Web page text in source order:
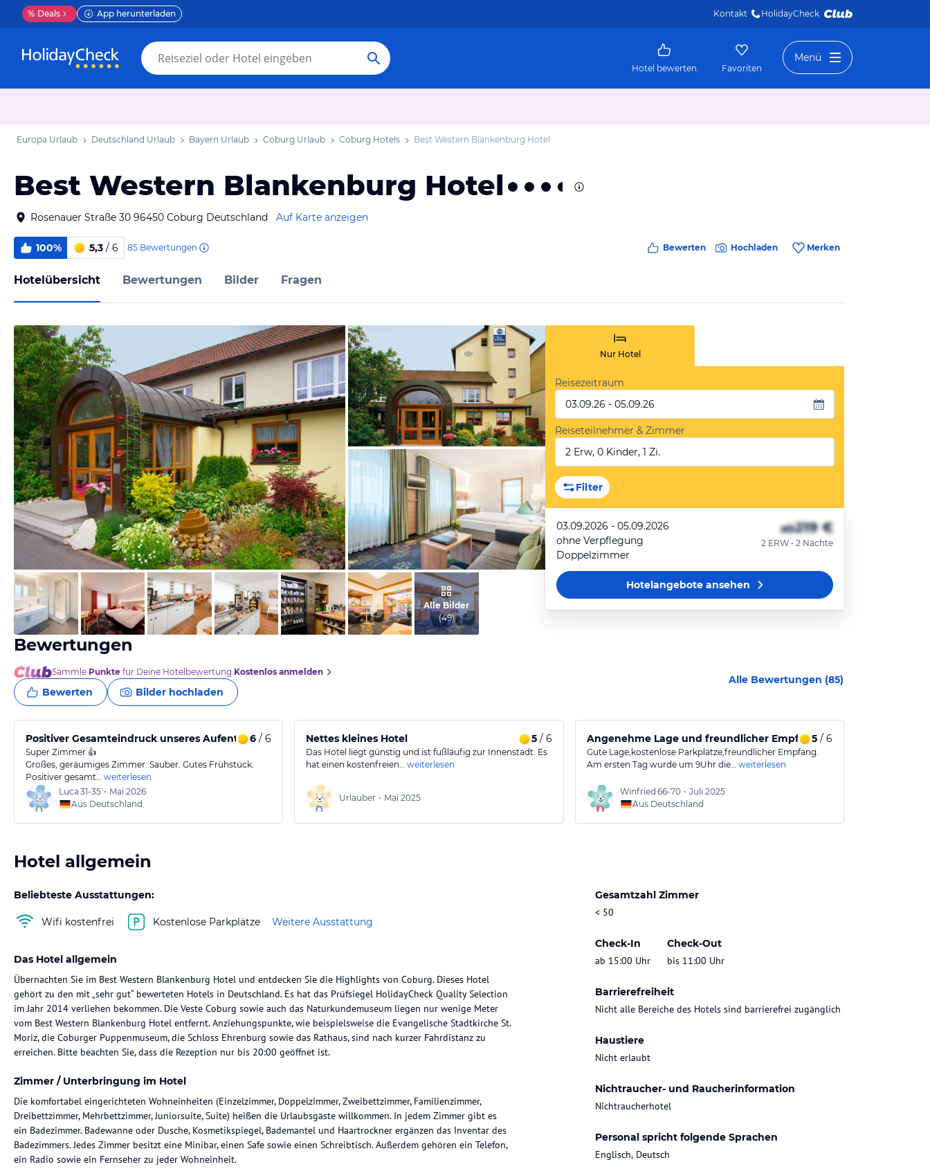
% Deals App herunterladen Kontakt HolidayCheck
Hotel bewerten Favoriten
Menü
Europa Urlaub Deutschland Urlaub Bayern Urlaub Coburg Urlaub Coburg Hotels Best Western Blankenburg Hotel
Best Western Blankenburg Hotel
Rosenauer Straße 30 96450 Coburg Deutschland Auf Karte anzeigen
100% 5,3 / 6 85 Bewertungen Bewerten Hochladen Merken
Hotelübersicht Bewertungen Bilder Fragen
vom Hotelier, März 2014
vom Hotelier, Juni 2010
vom Hotelier, September 2018
Alle Bilder
(49)
Nur Hotel
Reisezeitraum
03.09.26 - 05.09.26
Reiseteilnehmer & Zimmer
2 Erw, 0 Kinder, 1 Zi.
Filter
03.09.2026 - 05.09.2026
ohne Verpflegung
Doppelzimmer
ab219 €
2 ERW • 2 Nächte
Hotelangeboteansehen
Bewertungen
Sammle Punkte für Deine Hotelbewertung.Kostenlos anmelden
Bewerten Bilder hochladen
Alle Bewertungen (85)
Positiver Gesamteindruck unseres Aufenthalts
6 / 6
Super Zimmer 👍
Großes, geräumiges Zimmer. Sauber. Gutes Frühstück.
Positiver gesamt… weiterlesen
Luca 31-35 • Mai 2026
Aus Deutschland
Nettes kleines Hotel 5/ 6
Das Hotel liegt günstig und ist fußläufig zur Innenstadt. Es
hat einen kostenfreien… weiterlesen
Urlauber • Mai 2025
Angenehme Lage und freundlicher Empfang im Hotel
5/ 6
Gute Lage,kostenlose Parkplätze,freundlicher Empfang.
Am ersten Tag wurde um 9Uhr die… weiterlesen
Winfried 66-70 • Juli 2025
Aus Deutschland
Hotel allgemein
Beliebteste Ausstattungen:
Wifi kostenfrei Kostenlose Parkplätze Weitere Ausstattung
Gesamtzahl Zimmer
< 50
Check-In
ab 15:00 Uhr
Check-Out
bis 11:00 Uhr
Barrierefreiheit
Nicht alle Bereiche des Hotels sind barrierefrei zugänglich
Haustiere
Nicht erlaubt
Nichtraucher- und Raucherinformation
Nichtraucherhotel
Personal spricht folgende Sprachen
Englisch, Deutsch
Das Hotel allgemein
Übernachten Sie im Best Western Blankenburg Hotel und entdecken Sie die Highlights von Coburg. Dieses Hotel
gehört zu den mit „sehr gut“ bewerteten Hotels in Deutschland. Es hat das Prüfsiegel HolidayCheck Quality Selection
im Jahr 2014 verliehen bekommen. Die Veste Coburg sowie auch das Naturkundemuseum liegen nur wenige Meter
vom Best Western Blankenburg Hotel entfernt. Anziehungspunkte, wie beispielsweise die Evangelische Stadtkirche St.
Moriz, die Coburger Puppenmuseum, die Schloss Ehrenburg sowie das Rathaus, sind nach kurzer Fahrdistanz zu
erreichen. Bitte beachten Sie, dass die Rezeption nur bis 20:00 geöffnet ist.
Zimmer / Unterbringung im Hotel
Die komfortabel eingerichteten Wohneinheiten (Einzelzimmer, Doppelzimmer, Zweibettzimmer, Familienzimmer,
Dreibettzimmer, Mehrbettzimmer, Juniorsuite, Suite) heißen die Urlaubsgäste willkommen. In jedem Zimmer gibt es
ein Badezimmer. Badewanne oder Dusche, Kosmetikspiegel, Bademantel und Haartrockner ergänzen das Inventar des
Badezimmers. Jedes Zimmer besitzt eine Minibar, einen Safe sowie einen Schreibtisch. Außerdem gehören ein Telefon,
ein Radio sowie ein Fernseher zu jeder Wohneinheit.